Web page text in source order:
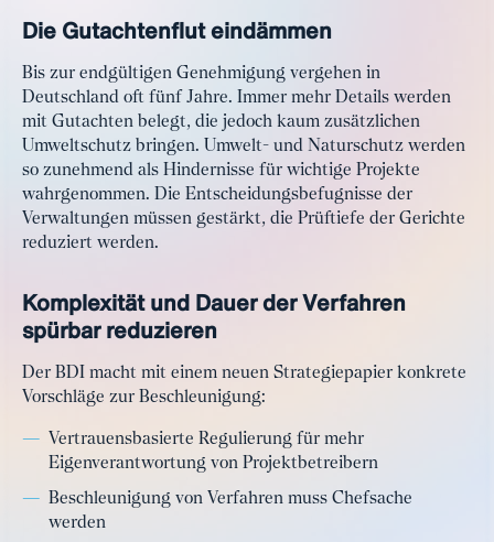
Die Gutachtenflut eindämmen
Bis zur endgültigen Genehmigung vergehen in
Deutschland oft fünf Jahre. Immer mehr Details werden
mit Gutachten belegt, die jedoch kaum zusätzlichen
Umweltschutz bringen. Umwelt- und Naturschutz werden
so zunehmend als Hindernisse für wichtige Projekte
wahrgenommen. Die Entscheidungsbefugnisse der
Verwaltungen müssen gestärkt, die Prüftiefe der Gerichte
reduziert werden.
Komplexität und Dauer der Verfahren
spürbar reduzieren
Der BDI macht mit einem neuen Strategiepapier konkrete
Vorschläge zur Beschleunigung:
Vertrauensbasierte Regulierung für mehr
Eigenverantwortung von Projektbetreibern
Beschleunigung von Verfahren muss Chefsache
werden